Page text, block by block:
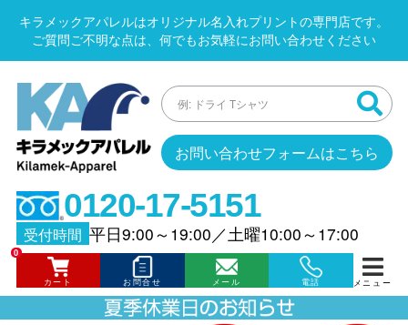
キラメックアパレルはオリジナル名入れプリントの専門店です。
ご質問ご不明な点は、何でもお気軽にお問い合わせください
お問い合わせフォームはこちら
0120-17-5151
受付時間 平日9:00～19:00／土曜10:00～17:00
カート
0
お問合せ メール 電話 メニュー